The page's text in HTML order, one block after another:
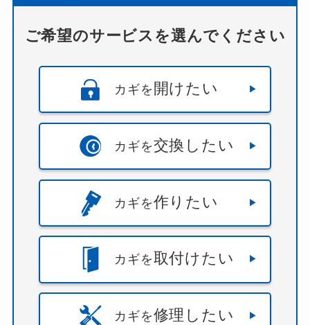
ご希望のサービスを選んでください
カギを 開けたい
カギを交換したい
カギを作りたい
カギを取付けたい
カギを修理したい